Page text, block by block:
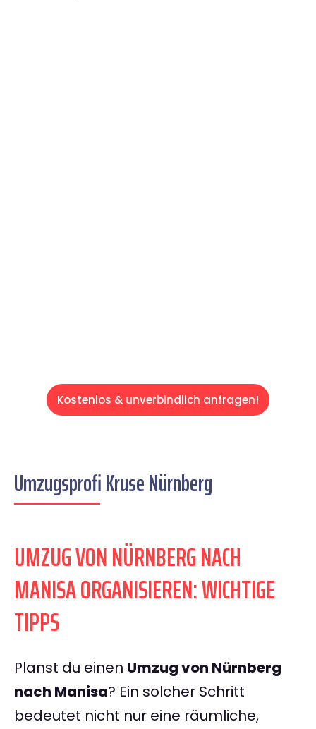
Kostenlos & unverbindlich anfragen!
Umzugsprofi Kruse Nürnberg
UMZUG VON NÜRNBERG NACH
MANISA ORGANISIEREN: WICHTIGE
TIPPS
Planst du einen Umzug von Nürnberg
nach Manisa? Ein solcher Schritt
bedeutet nicht nur eine räumliche,